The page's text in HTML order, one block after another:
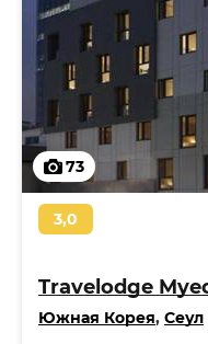
73
3,0
Travelodge
Южная Корея, Сеул